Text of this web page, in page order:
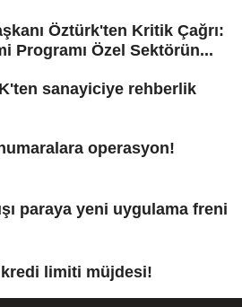
Öztürk'ten Kritik Çağrı:
Programı Özel Sektörün...
sanayiciye rehberlik
operasyon!
paraya yeni uygulama freni
limiti müjdesi!